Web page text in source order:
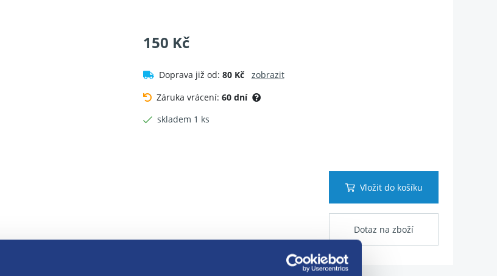
150 Kč
Doprava již od: 80 Kč
zobrazit
Záruka vrácení: 60 dní
skladem 1 ks
Vložit do košíku
Dotaz na zboží